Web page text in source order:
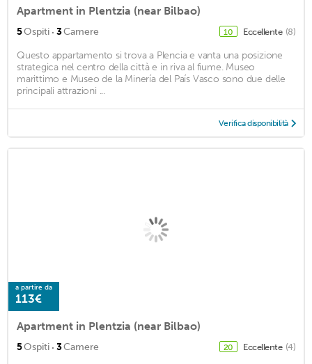
Apartment in Plentzia (near Bilbao)
5Ospiti · 3Camere 10 Eccellente (8)
Questo appartamento si trova a Plencia e vanta una posizione
strategica nel centro della città e in riva al fiume. Museo
marittimo e Museo de la Minería del País Vasco sono due delle
principali attrazioni ...
Verifica disponibilità
a partire da
113€
Apartment in Plentzia (near Bilbao)
5Ospiti · 3Camere 20 Eccellente (4)